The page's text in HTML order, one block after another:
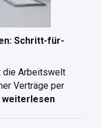
Schritt-für-
die Arbeitswelt
Verträge per
weiterlesen